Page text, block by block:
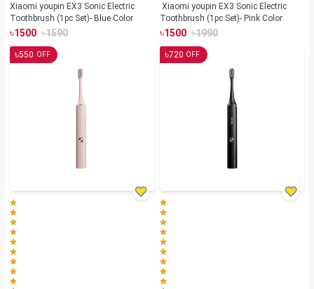
Xiaomi youpin EX3 Sonic Electric
Toothbrush (1pc Set)- Blue Color
৳1500 ৳1590
Toothbrush (1pc Set)- Pink Color
৳1500 ৳1990
৳550 OFF ৳720 OFF